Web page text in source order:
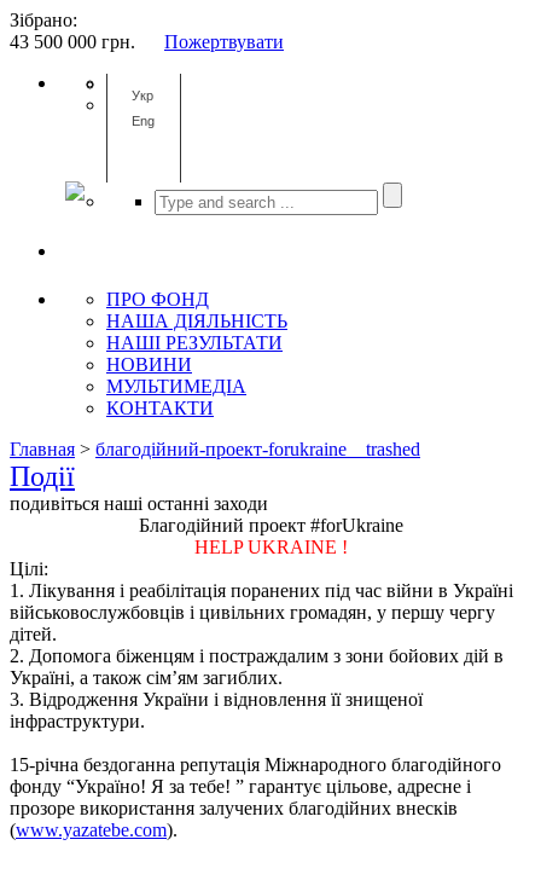
Зібрано:
43 500 000 грн. Пожертвувати
Укр
Eng
ПРО ФОНД
НАША ДІЯЛЬНІСТЬ
НАШІ РЕЗУЛЬТАТИ
НОВИНИ
МУЛЬТИМЕДІА
КОНТАКТИ
Главная > благодійний-проект-forukraine__trashed
Події
подивіться наші останні заходи
Благодійний проект #forUkraine
HELP UKRAINE !
Цілі:
1. Лікування і реабілітація поранених під час війни в Україні
військовослужбовців і цивільних громадян, у першу чергу
дітей.
2. Допомога біженцям і постраждалим з зони бойових дій в
Україні, а також сім’ям загиблих.
3. Відродження України і відновлення її знищеної
інфраструктури.
15-річна бездоганна репутація Міжнародного благодійного
фонду “Україно! Я за тебе! ” гарантує цільове, адресне і
прозоре використання залучених благодійних внесків
(www.yazatebe.com).